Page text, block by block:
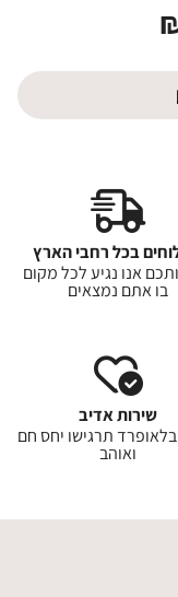
בכל רחבי הארץ
אנו נגיע לכל מקום
בו אתם נמצאים
שירות אדיב
תרגישו יחס חם
ואוהב